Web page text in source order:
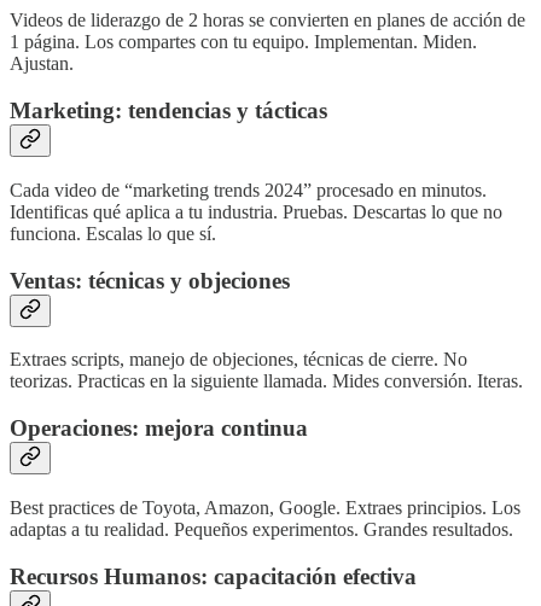
Videos de liderazgo de 2 horas se convierten en planes de acción de
1 página. Los compartes con tu equipo. Implementan. Miden.
Ajustan.
Marketing: tendencias y tácticas
Cada video de “marketing trends 2024” procesado en minutos.
Identificas qué aplica a tu industria. Pruebas. Descartas lo que no
funciona. Escalas lo que sí.
Ventas: técnicas y objeciones
Extraes scripts, manejo de objeciones, técnicas de cierre. No
teorizas. Practicas en la siguiente llamada. Mides conversión. Iteras.
Operaciones: mejora continua
Best practices de Toyota, Amazon, Google. Extraes principios. Los
adaptas a tu realidad. Pequeños experimentos. Grandes resultados.
Recursos Humanos: capacitación efectiva